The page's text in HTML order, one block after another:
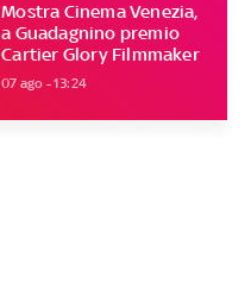
Mostra Cinema Venezia,
a Guadagnino premio
Cartier Glory Filmmaker
07 ago - 13:24